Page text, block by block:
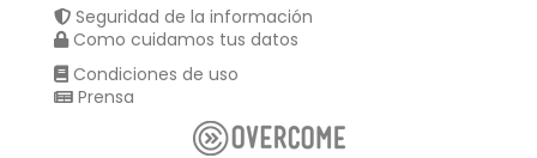
Seguridad de la información
Como cuidamos tus datos
Condiciones de uso
Prensa